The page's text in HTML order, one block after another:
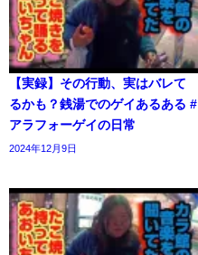
【実録】その行動、実はバレて
るかも？銭湯でのゲイあるある #
アラフォーゲイの日常
2024年12月9日